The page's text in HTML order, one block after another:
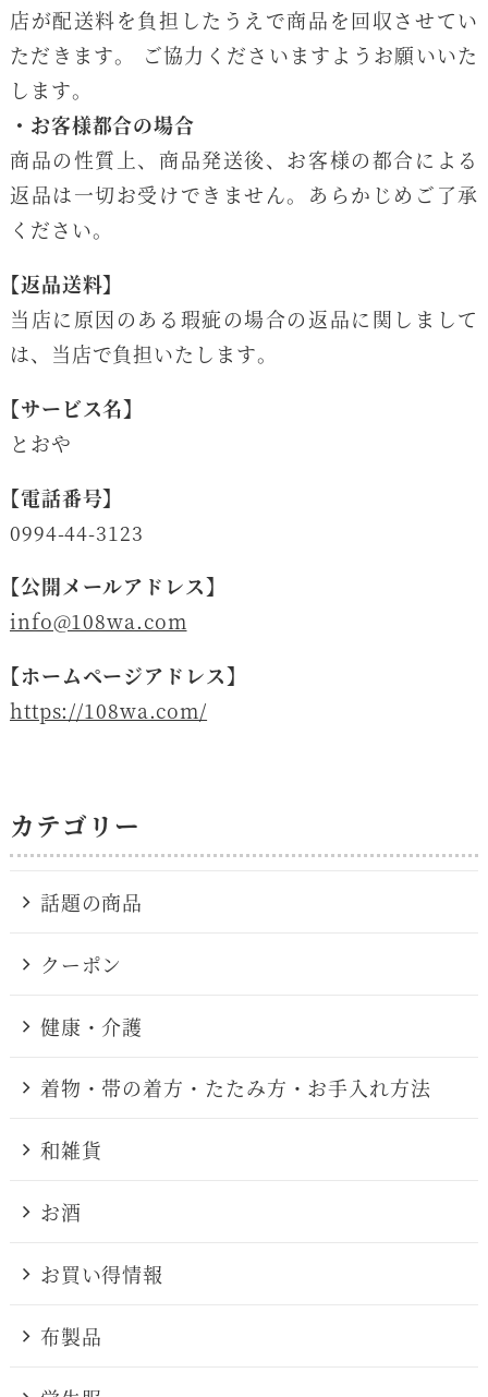
店が配送料を負担したうえで商品を回収させてい
ただきます。 ご協力くださいますようお願いいた
します。
・お客様都合の場合
商品の性質上、商品発送後、お客様の都合による
返品は一切お受けできません。あらかじめご了承
ください。
【返品送料】
当店に原因のある瑕疵の場合の返品に関しまして
は、当店で負担いたします。
【サービス名】
とおや
【電話番号】
0994-44-3123
【公開メールアドレス】
info@108wa.com
【ホームページアドレス】
https://108wa.com/
カテゴリー
話題の商品
クーポン
健康・介護
着物・帯の着方・たたみ方・お手入れ方法
和雑貨
お酒
お買い得情報
布製品